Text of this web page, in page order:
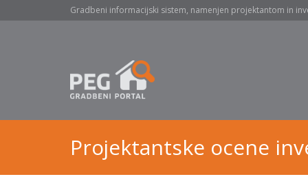
Gradbeni informacijski sistem, namenjen projektantom in
Projektantske ocene